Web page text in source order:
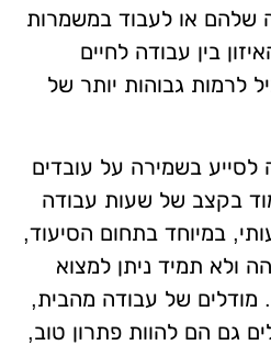
שלהם או לעבוד במשמרות
בין עבודה לחיים
לרמות גבוהות יותר של
לסייע בשמירה על עובדים
בקצב של שעות עבודה
במיוחד בתחום הסיעוד,
ולא תמיד ניתן למצוא
מודלים של עבודה מהבית,
גם הם להוות פתרון טוב,